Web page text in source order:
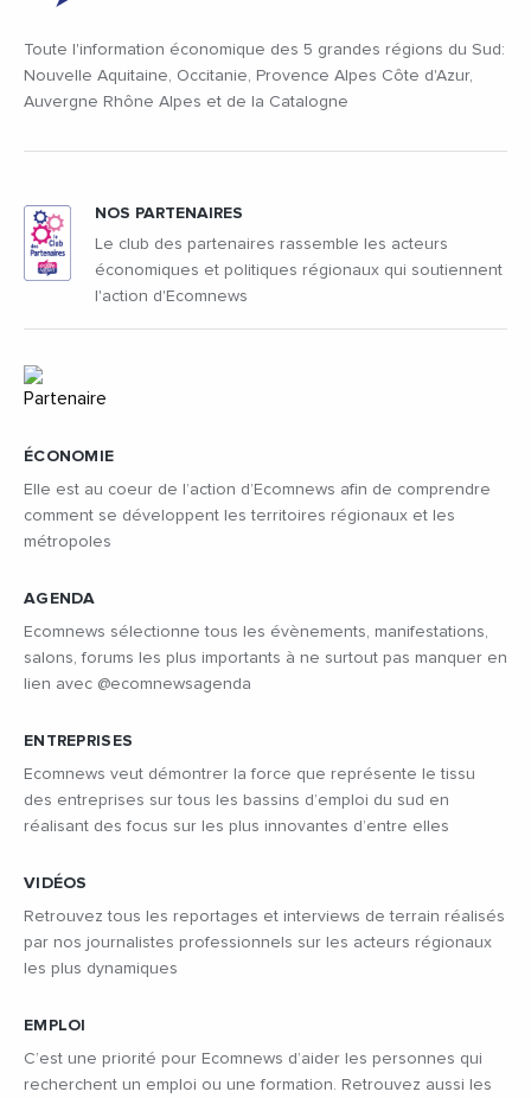
Toute l'information économique des 5 grandes régions du Sud:
Nouvelle Aquitaine, Occitanie, Provence Alpes Côte d'Azur,
Auvergne Rhône Alpes et de la Catalogne
ÉCONOMIE
Elle est au coeur de l’action d’Ecomnews afin de comprendre
comment se développent les territoires régionaux et les
métropoles
AGENDA
Ecomnews sélectionne tous les évènements, manifestations,
salons, forums les plus importants à ne surtout pas manquer en
lien avec @ecomnewsagenda
ENTREPRISES
Ecomnews veut démontrer la force que représente le tissu
des entreprises sur tous les bassins d’emploi du sud en
réalisant des focus sur les plus innovantes d’entre elles
VIDÉOS
Retrouvez tous les reportages et interviews de terrain réalisés
par nos journalistes professionnels sur les acteurs régionaux
les plus dynamiques
EMPLOI
C’est une priorité pour Ecomnews d’aider les personnes qui
recherchent un emploi ou une formation. Retrouvez aussi les
NOS PARTENAIRES
Le club des partenaires rassemble les acteurs
économiques et politiques régionaux qui soutiennent
l'action d'Ecomnews